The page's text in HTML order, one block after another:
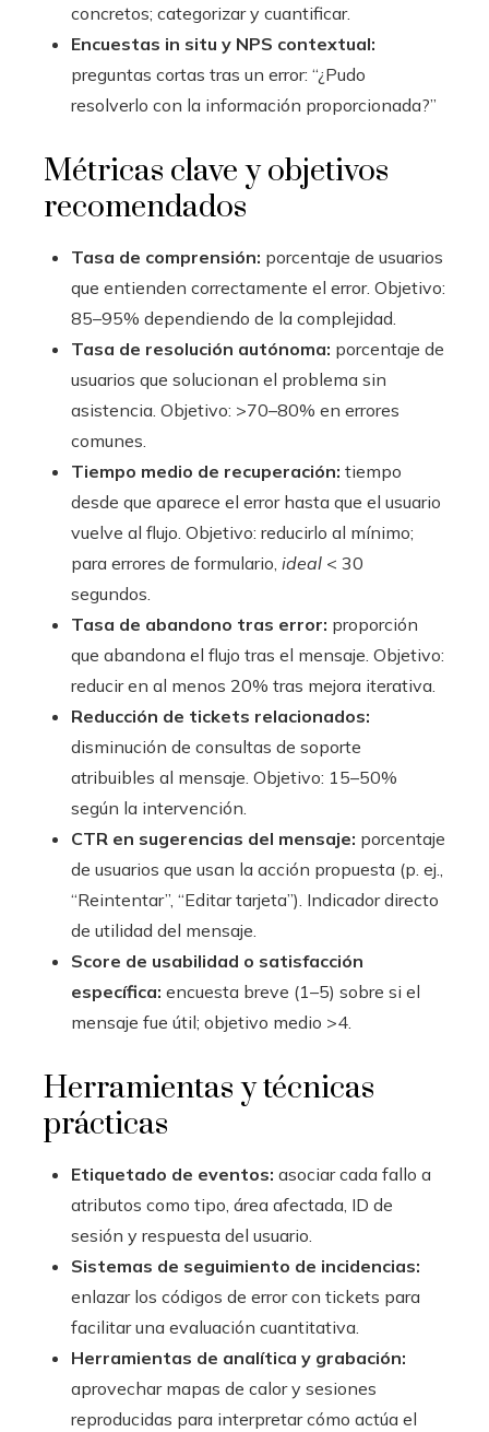
concretos; categorizar y cuantificar.
Encuestas in situ y NPS contextual:
preguntas cortas tras un error: “¿Pudo
resolverlo con la información proporcionada?”
Métricas clave y objetivos
recomendados
Tasa de comprensión: porcentaje de usuarios
que entienden correctamente el error. Objetivo:
85–95% dependiendo de la complejidad.
Tasa de resolución autónoma: porcentaje de
usuarios que solucionan el problema sin
asistencia. Objetivo: >70–80% en errores
comunes.
Tiempo medio de recuperación: tiempo
desde que aparece el error hasta que el usuario
vuelve al flujo. Objetivo: reducirlo al mínimo;
para errores de formulario, ideal < 30
segundos.
Tasa de abandono tras error: proporción
que abandona el flujo tras el mensaje. Objetivo:
reducir en al menos 20% tras mejora iterativa.
Reducción de tickets relacionados:
disminución de consultas de soporte
atribuibles al mensaje. Objetivo: 15–50%
según la intervención.
CTR en sugerencias del mensaje: porcentaje
de usuarios que usan la acción propuesta (p. ej.,
“Reintentar”, “Editar tarjeta”). Indicador directo
de utilidad del mensaje.
Score de usabilidad o satisfacción
específica: encuesta breve (1–5) sobre si el
mensaje fue útil; objetivo medio >4.
Herramientas y técnicas
prácticas
Etiquetado de eventos: asociar cada fallo a
atributos como tipo, área afectada, ID de
sesión y respuesta del usuario.
Sistemas de seguimiento de incidencias:
enlazar los códigos de error con tickets para
facilitar una evaluación cuantitativa.
Herramientas de analítica y grabación:
aprovechar mapas de calor y sesiones
reproducidas para interpretar cómo actúa el